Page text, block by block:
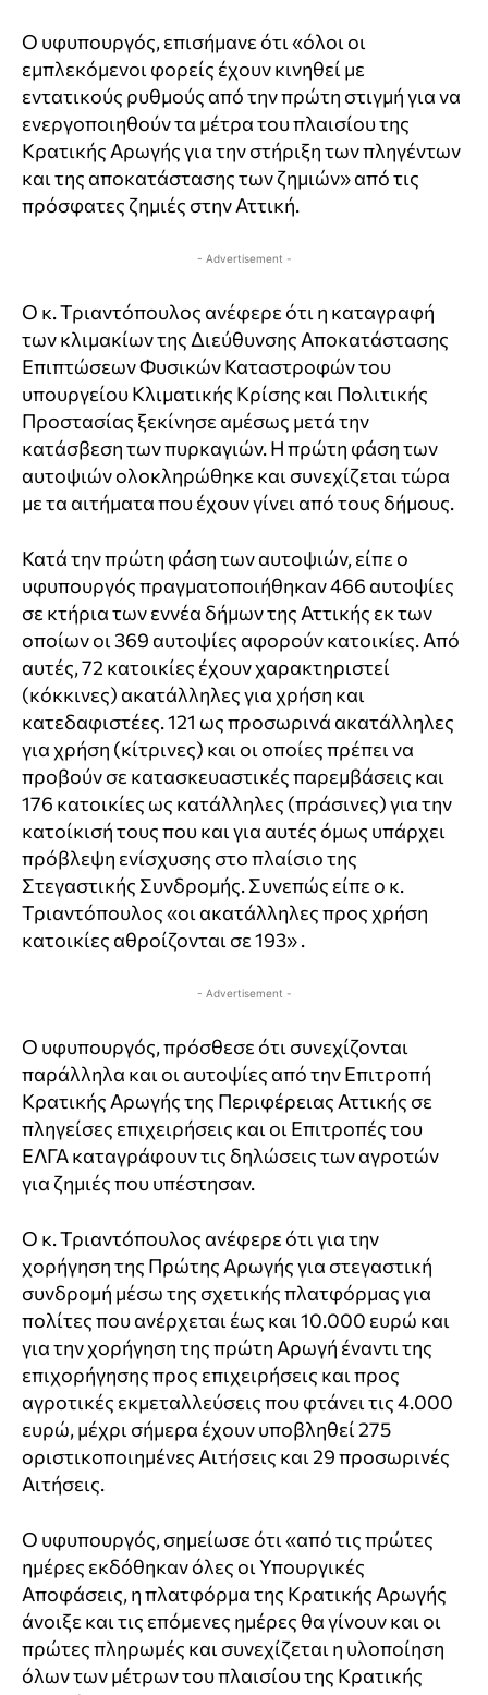
Ο υφυπουργός, επισήμανε ότι «όλοι οι
εμπλεκόμενοι φορείς έχουν κινηθεί με
εντατικούς ρυθμούς από την πρώτη στιγμή για να
ενεργοποιηθούν τα μέτρα του πλαισίου της
Κρατικής Αρωγής για την στήριξη των πληγέντων
και της αποκατάστασης των ζημιών» από τις
πρόσφατες ζημιές στην Αττική.
- Advertisement -
Ο κ. Τριαντόπουλος ανέφερε ότι η καταγραφή
των κλιμακίων της Διεύθυνσης Αποκατάστασης
Επιπτώσεων Φυσικών Καταστροφών του
υπουργείου Κλιματικής Κρίσης και Πολιτικής
Προστασίας ξεκίνησε αμέσως μετά την
κατάσβεση των πυρκαγιών. Η πρώτη φάση των
αυτοψιών ολοκληρώθηκε και συνεχίζεται τώρα
με τα αιτήματα που έχουν γίνει από τους δήμους.
Κατά την πρώτη φάση των αυτοψιών, είπε ο
υφυπουργός πραγματοποιήθηκαν 466 αυτοψίες
σε κτήρια των εννέα δήμων της Αττικής εκ των
οποίων οι 369 αυτοψίες αφορούν κατοικίες. Από
αυτές, 72 κατοικίες έχουν χαρακτηριστεί
(κόκκινες) ακατάλληλες για χρήση και
κατεδαφιστέες. 121 ως προσωρινά ακατάλληλες
για χρήση (κίτρινες) και οι οποίες πρέπει να
προβούν σε κατασκευαστικές παρεμβάσεις και
176 κατοικίες ως κατάλληλες (πράσινες) για την
κατοίκισή τους που και για αυτές όμως υπάρχει
πρόβλεψη ενίσχυσης στο πλαίσιο της
Στεγαστικής Συνδρομής. Συνεπώς είπε ο κ.
Τριαντόπουλος «οι ακατάλληλες προς χρήση
κατοικίες αθροίζονται σε 193» .
- Advertisement -
Ο υφυπουργός, πρόσθεσε ότι συνεχίζονται
παράλληλα και οι αυτοψίες από την Επιτροπή
Κρατικής Αρωγής της Περιφέρειας Αττικής σε
πληγείσες επιχειρήσεις και οι Επιτροπές του
ΕΛΓΑ καταγράφουν τις δηλώσεις των αγροτών
για ζημιές που υπέστησαν.
Ο κ. Τριαντόπουλος ανέφερε ότι για την
χορήγηση της Πρώτης Αρωγής για στεγαστική
συνδρομή μέσω της σχετικής πλατφόρμας για
πολίτες που ανέρχεται έως και 10.000 ευρώ και
για την χορήγηση της πρώτη Αρωγή έναντι της
επιχορήγησης προς επιχειρήσεις και προς
αγροτικές εκμεταλλεύσεις που φτάνει τις 4.000
ευρώ, μέχρι σήμερα έχουν υποβληθεί 275
οριστικοποιημένες Αιτήσεις και 29 προσωρινές
Αιτήσεις.
Ο υφυπουργός, σημείωσε ότι «από τις πρώτες
ημέρες εκδόθηκαν όλες οι Υπουργικές
Αποφάσεις, η πλατφόρμα της Κρατικής Αρωγής
άνοιξε και τις επόμενες ημέρες θα γίνουν και οι
πρώτες πληρωμές και συνεχίζεται η υλοποίηση
όλων των μέτρων του πλαισίου της Κρατικής